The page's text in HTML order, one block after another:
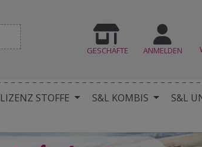
GESCHÄFTE ANMELDEN
LIZENZ STOFFE S&L KOMBIS
S&L